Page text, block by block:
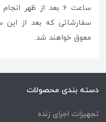
ساعت 6 بعد از ظهر
سفارشاتی که بعد از این
معوق خواهند شد.
دسته بندی محصولات
تجهیزات اجرای زنده